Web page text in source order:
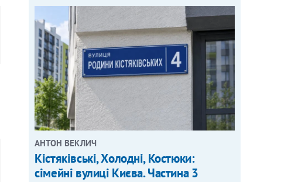
АНТОН ВЕКЛИЧ
Кістяківські, Холодні, Костюки:
сімейні вулиці Києва. Частина 3